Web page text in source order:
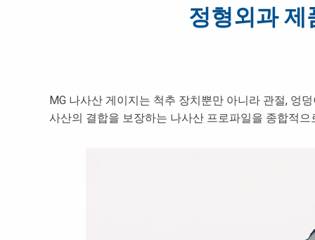
정형외과
MG 나사산 게이지는 척추 장치뿐만 아니라 관절, 엉
사산의 결합을 보장하는 나사산 프로파일을 종합적으